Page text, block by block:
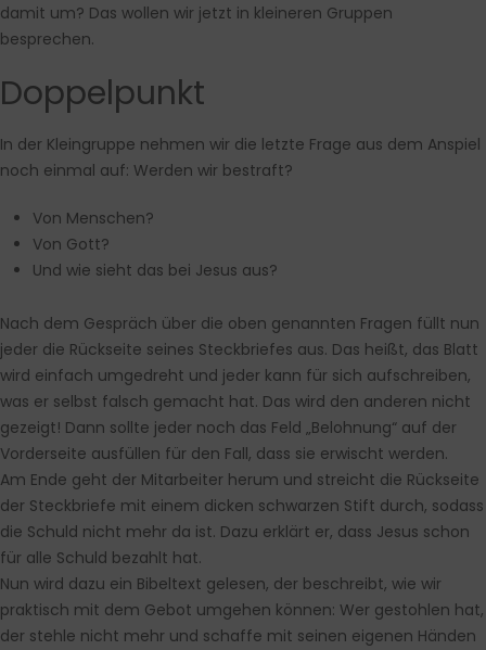
damit um? Das wollen wir jetzt in kleineren Gruppen
besprechen.
Doppelpunkt
In der Kleingruppe nehmen wir die letzte Frage aus dem Anspiel
noch einmal auf: Werden wir bestraft?
Von Menschen?
Von Gott?
Und wie sieht das bei Jesus aus?
Nach dem Gespräch über die oben genannten Fragen füllt nun
jeder die Rückseite seines Steckbriefes aus. Das heißt, das Blatt
wird einfach umgedreht und jeder kann für sich aufschreiben,
was er selbst falsch gemacht hat. Das wird den anderen nicht
gezeigt! Dann sollte jeder noch das Feld „Belohnung“ auf der
Vorderseite ausfüllen für den Fall, dass sie erwischt werden.
Am Ende geht der Mitarbeiter herum und streicht die Rückseite
der Steckbriefe mit einem dicken schwarzen Stift durch, sodass
die Schuld nicht mehr da ist. Dazu erklärt er, dass Jesus schon
für alle Schuld bezahlt hat.
Nun wird dazu ein Bibeltext gelesen, der beschreibt, wie wir
praktisch mit dem Gebot umgehen können: Wer gestohlen hat,
der stehle nicht mehr und schaffe mit seinen eigenen Händen